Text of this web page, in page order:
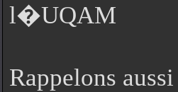
l�UQAM
Rappelons